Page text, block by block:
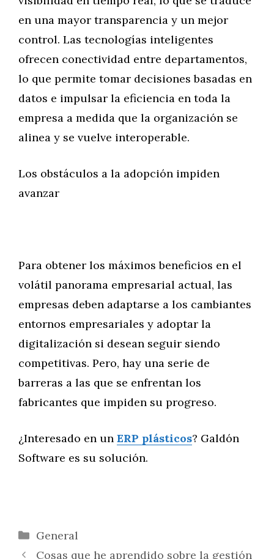
en una mayor transparencia y un mejor
control. Las tecnologías inteligentes
ofrecen conectividad entre departamentos,
lo que permite tomar decisiones basadas en
datos e impulsar la eficiencia en toda la
empresa a medida que la organización se
alinea y se vuelve interoperable.
Los obstáculos a la adopción impiden
avanzar
Para obtener los máximos beneficios en el
volátil panorama empresarial actual, las
empresas deben adaptarse a los cambiantes
entornos empresariales y adoptar la
digitalización si desean seguir siendo
competitivas. Pero, hay una serie de
barreras a las que se enfrentan los
fabricantes que impiden su progreso.
¿Interesado en un ERP plásticos? Galdón
Software es su solución.
Categorías
General
Cosas que he aprendido sobre la gestión